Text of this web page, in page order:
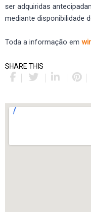
ser adquiridas
mediante disponibilidade
Toda a informação em
SHARE THIS